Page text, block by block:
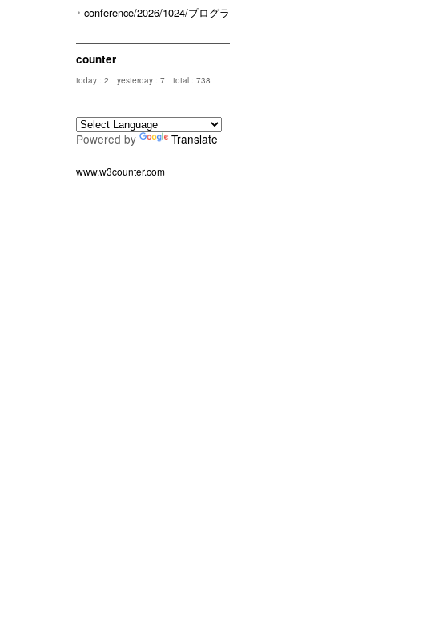
conference/2026/1024/プログラ
counter
today : 2 yesterday : 7 total : 738
Powered by Translate
www.w3counter.com